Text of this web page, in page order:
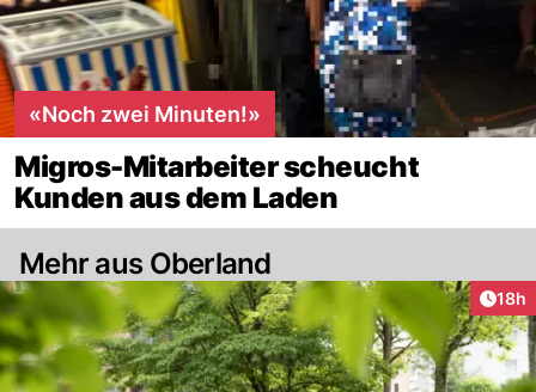
«Noch zwei Minuten!»
Migros-Mitarbeiter scheucht
Kunden aus dem Laden
Mehr aus Oberland
18h